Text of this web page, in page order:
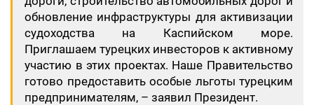
обновление инфраструктуры для активизации
судоходства на Каспийском море.
Приглашаем турецких инвесторов к активному
участию в этих проектах. Наше Правительство
готово предоставить особые льготы турецким
предпринимателям, – заявил Президент.